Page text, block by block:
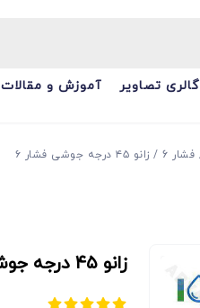
گالری تصاویر آموزش و مقالات
فشار 6 زانو ۴۵ درجه جوشی فشار ۶
زانو ۴۵ درجه جوشی فشار ۶